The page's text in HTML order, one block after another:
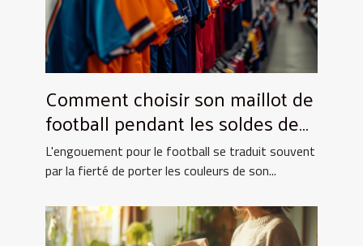
Comment choisir son maillot de
football pendant les soldes de
grande envergure
L'engouement pour le football se traduit souvent
par la fierté de porter les couleurs de son...